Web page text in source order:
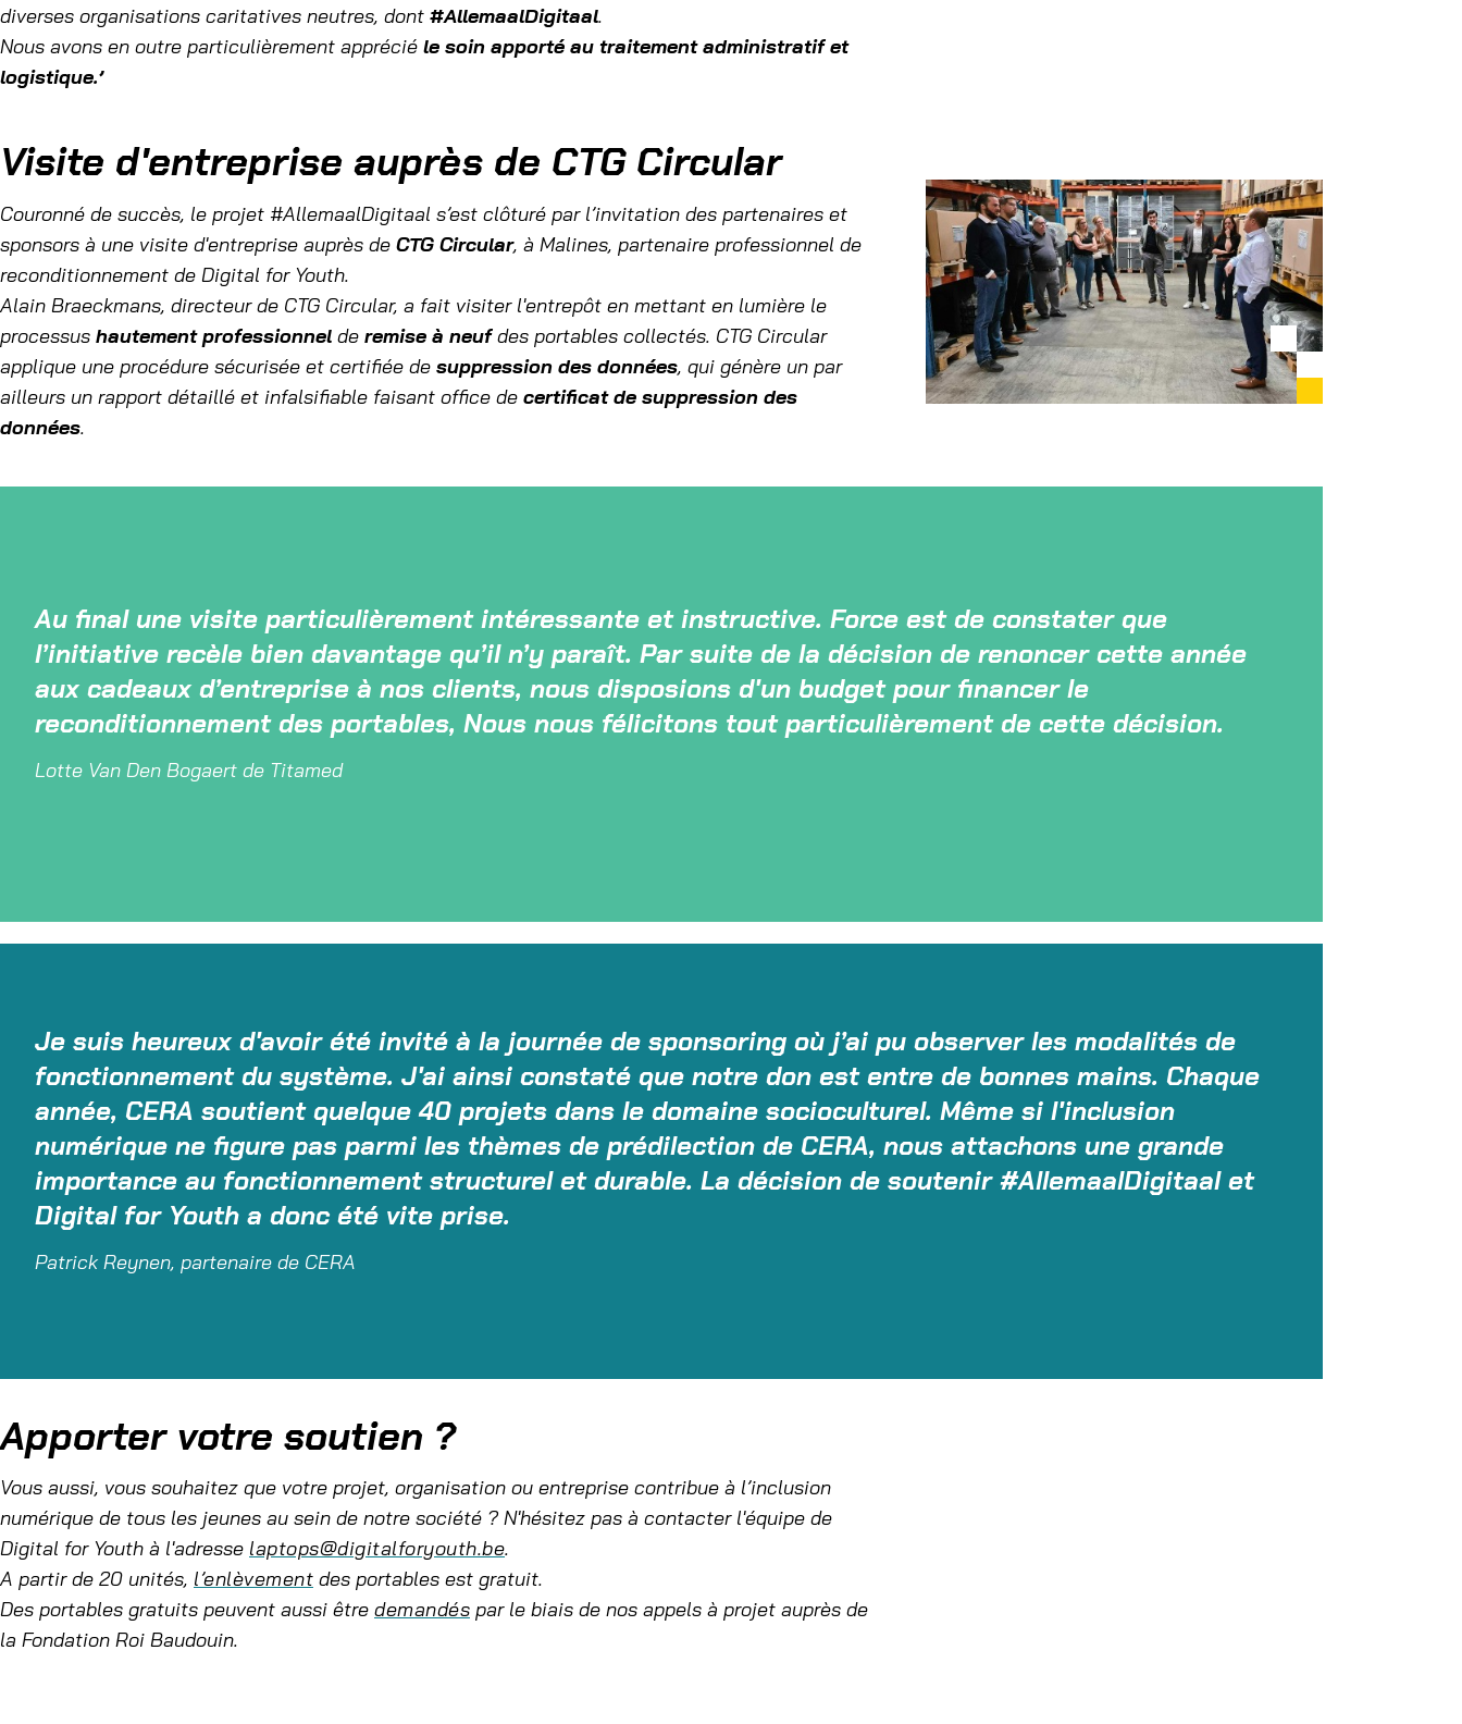
diverses organisations caritatives neutres, dont #AllemaalDigitaal.
Nous avons en outre particulièrement apprécié le soin apporté au traitement administratif et
logistique.’
Visite d'entreprise auprès de CTG Circular
Couronné de succès, le projet #AllemaalDigitaal s’est clôturé par l’invitation des partenaires et
sponsors à une visite d'entreprise auprès de CTG Circular, à Malines, partenaire professionnel de
reconditionnement de Digital for Youth.
Alain Braeckmans, directeur de CTG Circular, a fait visiter l'entrepôt en mettant en lumière le
processus hautement professionnel de remise à neufdes portables collectés. CTG Circular
applique une procédure sécurisée et certifiée de suppression des données, qui génère un par
ailleurs un rapport détaillé et infalsifiable faisant office de certificat de suppression des
données.
Au final une visite particulièrement intéressante et instructive. Force est de constater que
l’initiative recèle bien davantage qu’il n’y paraît. Par suite de la décision de renoncer cette année
aux cadeaux d’entreprise à nos clients, nous disposions d'un budget pour financer le
reconditionnement des portables, Nous nous félicitons tout particulièrement de cette décision.
Lotte Van Den Bogaert de Titamed
Je suis heureux d'avoir été invité à la journée de sponsoring où j’ai pu observer les modalités de
fonctionnement du système. J'ai ainsi constaté que notre don est entre de bonnes mains. Chaque
année, CERA soutient quelque 40 projets dans le domaine socioculturel. Même si l'inclusion
numérique ne figure pas parmi les thèmes de prédilection de CERA, nous attachons une grande
importance au fonctionnement structurel et durable. La décision de soutenir #AllemaalDigitaal et
Digital for Youth a donc été vite prise.
Patrick Reynen, partenaire de CERA
Apporter votre soutien ?
Vous aussi, vous souhaitez que votre projet, organisation ou entreprise contribue à l’inclusion
numérique de tous les jeunes au sein de notre société ? N'hésitez pas à contacter l'équipe de
Digital for Youth à l'adresse laptops@digitalforyouth.be.
A partir de 20 unités, l’enlèvement des portables est gratuit.
Des portables gratuits peuvent aussi être demandés par le biais de nos appels à projet auprès de
la Fondation Roi Baudouin.